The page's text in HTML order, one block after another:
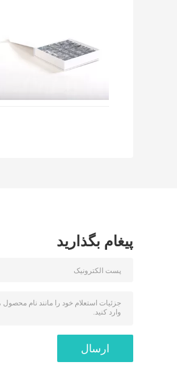
پیغام بگذارید